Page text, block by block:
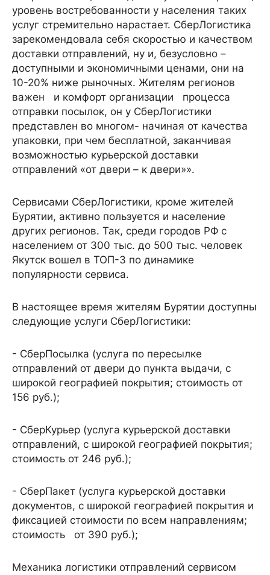
уровень востребованности у населения таких
услуг стремительно нарастает. СберЛогистика
зарекомендовала себя скоростью и качеством
доставки отправлений, ну и, безусловно –
доступными и экономичными ценами, они на
10-20% ниже рыночных. Жителям регионов
важен и комфорт организации процесса
отправки посылок, он у СберЛогистики
представлен во многом- начиная от качества
упаковки, при чем бесплатной, заканчивая
возможностью курьерской доставки
отправлений «от двери – к двери»».
Сервисами СберЛогистики, кроме жителей
Бурятии, активно пользуется и население
других регионов. Так, среди городов РФ с
населением от 300 тыс. до 500 тыс. человек
Якутск вошел в ТОП-3 по динамике
популярности сервиса.
В настоящее время жителям Бурятии доступны
следующие услуги СберЛогистики:
- СберПосылка (услуга по пересылке
отправлений от двери до пункта выдачи, с
широкой географией покрытия; стоимость от
156 руб.);
- СберКурьер (услуга курьерской доставки
отправлений, с широкой географией покрытия;
стоимость от 246 руб.);
- СберПакет (услуга курьерской доставки
документов, с широкой географией покрытия и
фиксацией стоимости по всем направлениям;
стоимость от 390 руб.);
Механика логистики отправлений сервисом